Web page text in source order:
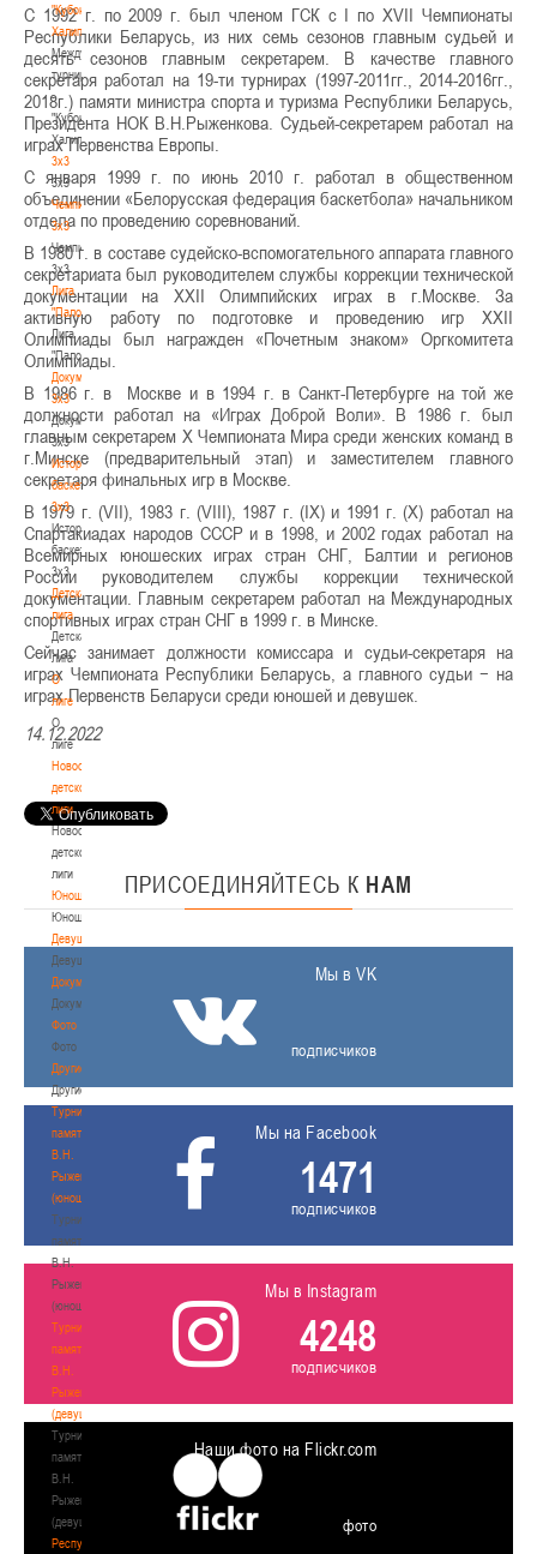
"Кубок
Халипского"
Международный
турнир
-
"Кубок
Халипского"
3x3
3x3
Чемпионат
3х3
Чемпионат
3х3
Лига
"Палова"
Лига
"Палова"
Документы
3х3
Документы
3х3
История
баскетбола
3х3
История
баскетбола
3х3
Детская
лига
Детская
лига
О
лиге
О
лиге
Новости
детской
лиги
Новости
детской
лиги
Юноши
Юноши
Девушки
Девушки
Документы
Документы
Фото
Фото
Другие
Другие
Турнир
памяти
В.Н.
Рыженкова
(юноши)
Турнир
памяти
В.Н.
Рыженкова
(юноши)
Турнир
памяти
В.Н.
Рыженкова
(девушки)
Турнир
памяти
В.Н.
Рыженкова
(девушки)
Республиканские
С 1992 г. по 2009 г. был членом ГСК с I по ХVII Чемпионаты
Республики Беларусь, из них семь сезонов главным судьей и
десять сезонов главным секретарем. В качестве главного
секретаря работал на 19-ти турнирах (1997-2011гг., 2014-2016гг.,
2018г.) памяти министра спорта и туризма Республики Беларусь,
Президента НОК В.Н.Рыженкова. Судьей-секретарем работал на
играх Первенства Европы.
С января 1999 г. по июнь 2010 г. работал в общественном
объединении «Белорусская федерация баскетбола» начальником
отдела по проведению соревнований.
В 1980 г. в составе судейско-вспомогательного аппарата главного
секретариата был руководителем службы коррекции технической
документации на XXII Олимпийских играх в г.Москве. За
активную работу по подготовке и проведению игр XXII
Олимпиады был награжден «Почетным знаком» Оргкомитета
Олимпиады.
В 1986 г. в Москве и в 1994 г. в Санкт-Петербурге на той же
должности работал на «Играх Доброй Воли». В 1986 г. был
главным секретарем Х Чемпионата Мира среди женских команд в
г.Минске (предварительный этап) и заместителем главного
секретаря финальных игр в Москве.
В 1979 г. (VII), 1983 г. (VIII), 1987 г. (IX) и 1991 г. (Х) работал на
Спартакиадах народов СССР и в 1998, и 2002 годах работал на
Всемирных юношеских играх стран СНГ, Балтии и регионов
России руководителем службы коррекции технической
документации. Главным секретарем работал на Международных
спортивных играх стран СНГ в 1999 г. в Минске.
Сейчас занимает должности комиссара и судьи-секретаря на
играх Чемпионата Республики Беларусь, а главного судьи − на
играх Первенств Беларуси среди юношей и девушек.
14.12.2022
ПРИСОЕДИНЯЙТЕСЬ К НАМ
Мы в VK
подписчиков
Мы на Facebook
1471
подписчиков
Мы в Instagram
4248
подписчиков
Наши фото на Flickr.com
фото